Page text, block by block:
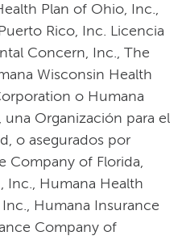
Plan of Ohio, Inc.,
Rico, Inc. Licencia
Concern, Inc., The
Wisconsin Health
o Humana
una Organización para el
o asegurados por
Company of Florida,
Inc., Humana Health
Humana Insurance
Company of